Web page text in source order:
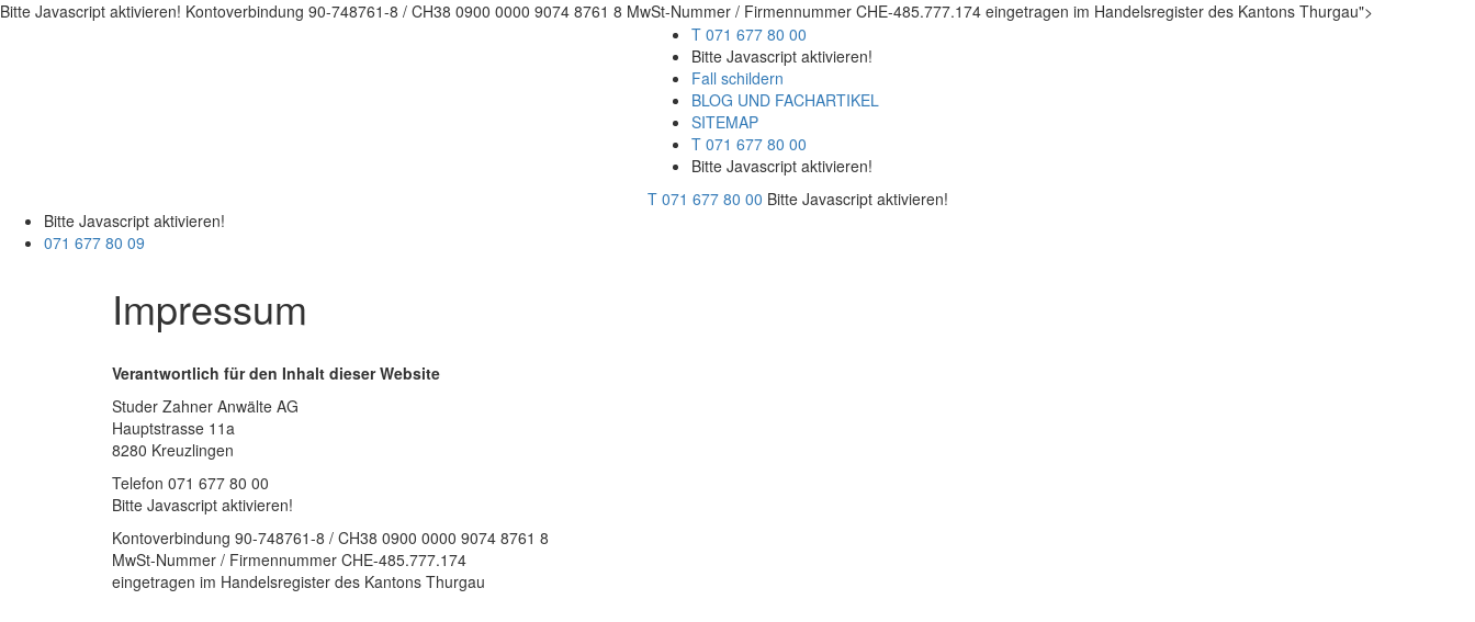
Bitte Javascript aktivieren! Kontoverbindung 90-748761-8 / CH38 0900 0000 9074 8761 8 MwSt-Nummer / Firmennummer CHE-485.777.174 eingetragen im Handelsregister des Kantons Thurgau">
T 071 677 80 00
Bitte Javascript aktivieren!
Fall schildern
BLOG UND FACHARTIKEL
SITEMAP
T 071 677 80 00
Bitte Javascript aktivieren!
T 071 677 80 00 Bitte Javascript aktivieren!
Bitte Javascript aktivieren!
071 677 80 09
Impressum
Verantwortlich für den Inhalt dieser Website
Studer Zahner Anwälte AG
Hauptstrasse 11a
8280 Kreuzlingen
Telefon 071 677 80 00
Bitte Javascript aktivieren!
Kontoverbindung 90-748761-8 / CH38 0900 0000 9074 8761 8
MwSt-Nummer / Firmennummer CHE-485.777.174
eingetragen im Handelsregister des Kantons Thurgau